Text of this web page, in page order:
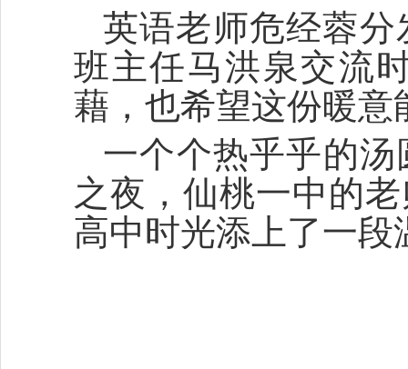
英语老师危经蓉
班主任马洪泉交流
藉，也希望这份暖
一个个热乎乎的
之夜，仙桃一中的
高中时光添上了一段